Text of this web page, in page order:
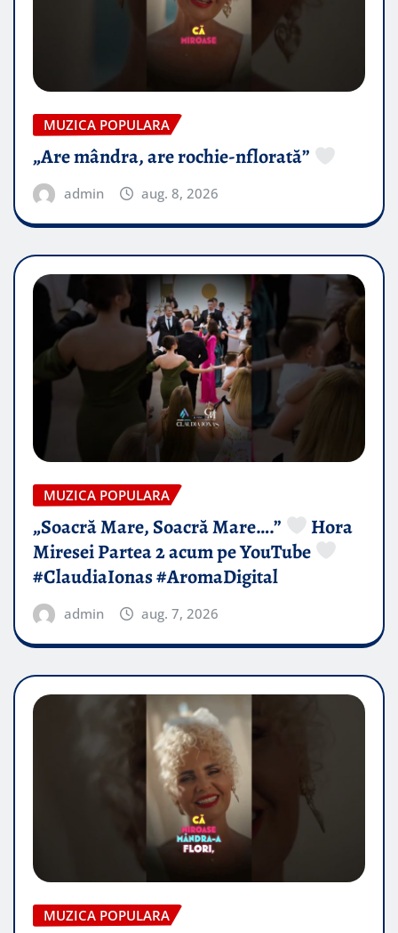
MUZICA POPULARA
„Are mândra, are rochie-nflorată”
admin aug. 8, 2026
MUZICA POPULARA
„Soacră Mare, Soacră Mare….”
Hora
Miresei Partea 2 acum pe YouTube
#ClaudiaIonas #AromaDigital
admin aug. 7, 2026
MUZICA POPULARA